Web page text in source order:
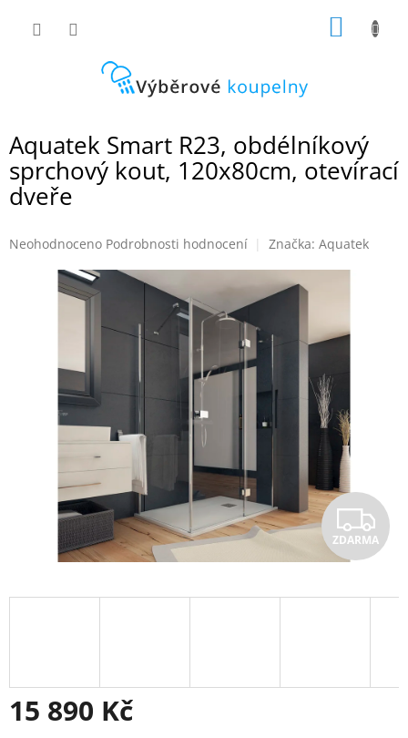
Aquatek Smart R23, obdélníkový
sprchový kout, 120x80cm, otevírací
dveře
Průměrné
produktu
hvězdiček.
Neohodnoceno Podrobnosti hodnocení Značka: Aquatek
Z
D
A
ZDARMA
15 890 Kč